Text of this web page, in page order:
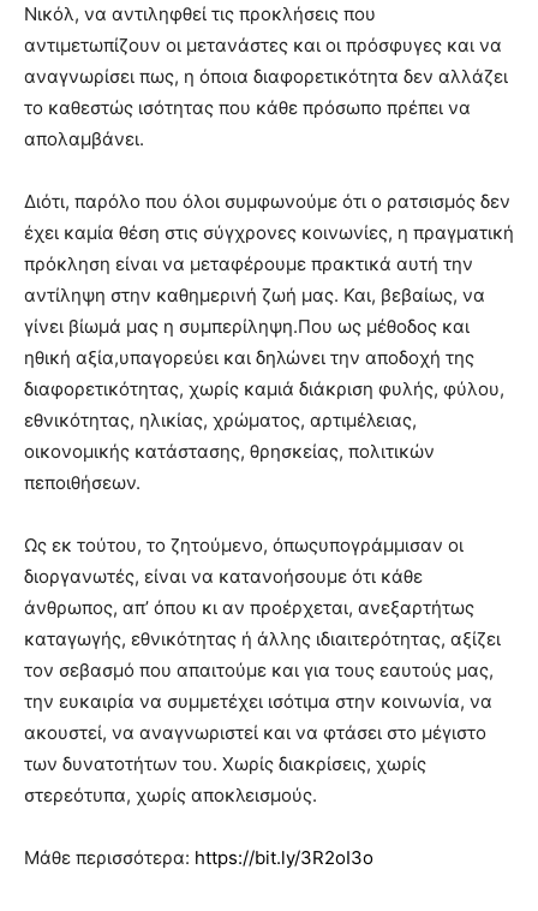
Νικόλ, να αντιληφθεί τις προκλήσεις που
αντιμετωπίζουν οι μετανάστες και οι πρόσφυγες και να
αναγνωρίσει πως, η όποια διαφορετικότητα δεν αλλάζει
το καθεστώς ισότητας που κάθε πρόσωπο πρέπει να
απολαμβάνει.
Διότι, παρόλο που όλοι συμφωνούμε ότι ο ρατσισμός δεν
έχει καμία θέση στις σύγχρονες κοινωνίες, η πραγματική
πρόκληση είναι να μεταφέρουμε πρακτικά αυτή την
αντίληψη στην καθημερινή ζωή μας. Και, βεβαίως, να
γίνει βίωμά μας η συμπερίληψη.Που ως μέθοδος και
ηθική αξία,υπαγορεύει και δηλώνει την αποδοχή της
διαφορετικότητας, χωρίς καμιά διάκριση φυλής, φύλου,
εθνικότητας, ηλικίας, χρώματος, αρτιμέλειας,
οικονομικής κατάστασης, θρησκείας, πολιτικών
πεποιθήσεων.
Ως εκ τούτου, το ζητούμενο, όπωςυπογράμμισαν οι
διοργανωτές, είναι να κατανοήσουμε ότι κάθε
άνθρωπος, απ’ όπου κι αν προέρχεται, ανεξαρτήτως
καταγωγής, εθνικότητας ή άλλης ιδιαιτερότητας, αξίζει
τον σεβασμό που απαιτούμε και για τους εαυτούς μας,
την ευκαιρία να συμμετέχει ισότιμα στην κοινωνία, να
ακουστεί, να αναγνωριστεί και να φτάσει στο μέγιστο
των δυνατοτήτων του. Χωρίς διακρίσεις, χωρίς
στερεότυπα, χωρίς αποκλεισμούς.
Μάθε περισσότερα: https://bit.ly/3R2oI3o